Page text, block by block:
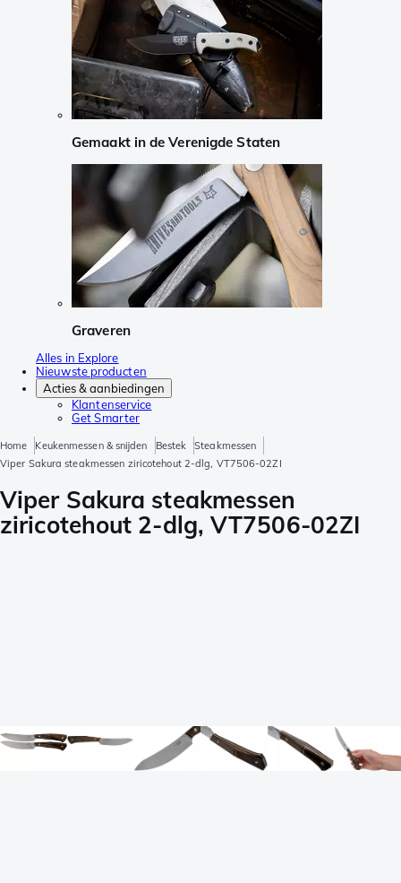
Gemaakt in de Verenigde Staten
Graveren
Alles in Explore
Nieuwste producten
Acties & aanbiedingen
Klantenservice
Get Smarter
Home Keukenmessen & snijden Bestek
Steakmessen
Viper Sakura steakmessen ziricotehout 2-dlg, VT7506-02ZI
Viper Sakura steakmessen
ziricotehout 2-dlg, VT7506-02ZI